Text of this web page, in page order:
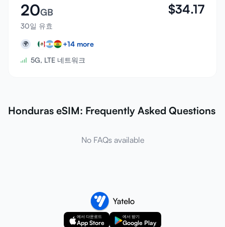
20GB
30일 유효
$34.17
🌍 +14 more
5G, LTE 네트워크
Honduras eSIM: Frequently Asked Questions
No FAQs available
에서 다운로드
App Store
에서 받기
Google Play